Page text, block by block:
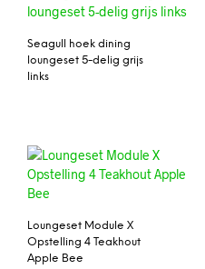
Seagull hoek dining
loungeset 5-delig grijs
links
Loungeset Module X
Opstelling 4 Teakhout
Apple Bee